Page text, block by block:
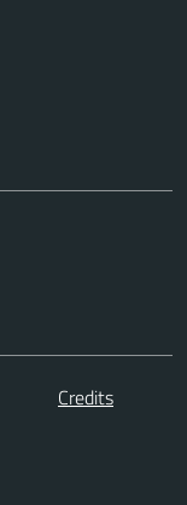
Credits